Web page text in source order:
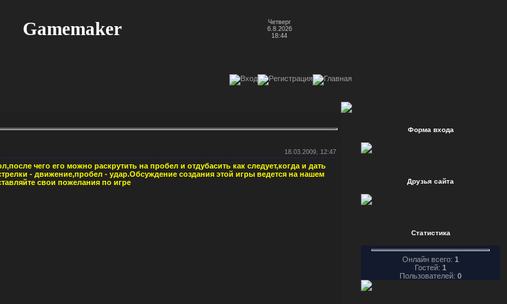
Gamemaker
Четверг
6.8.2026
18:44
18.03.2009, 12:47
чего его можно раскрутить на пробел и отдубасить как следует,когда и дать
- движение,пробел - удар.Обсуждение создания этой игры ведется на нашем
свои пожелания по игре
Форма входа
Друзья сайта
Статистика
Онлайн всего: 1
Гостей: 1
Пользователей: 0